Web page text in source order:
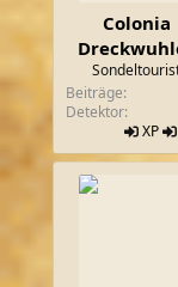
Colonia
Beiträge
Detektor
XP